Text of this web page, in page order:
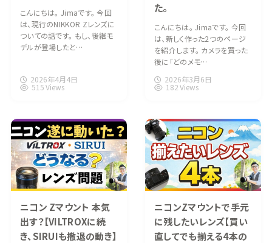
こんにちは。 Jimaです。 今回
は、現行のNIKKOR Zレンズに
ついての話です。 もし、後継モ
デルが登場したと…
2026年4月4日
515 Views
た。
こんにちは。 Jimaです。 今回
は、新しく作った2つのページ
を紹介します。 カメラを買った
後に「どのメモ…
2026年3月6日
182 Views
ニコン Zマウント 本気
出す？【VILTROXに続
き、SIRUIも撤退の動き】
ニコンZマウントで手元
に残したいレンズ【買い
直してでも揃える4本の